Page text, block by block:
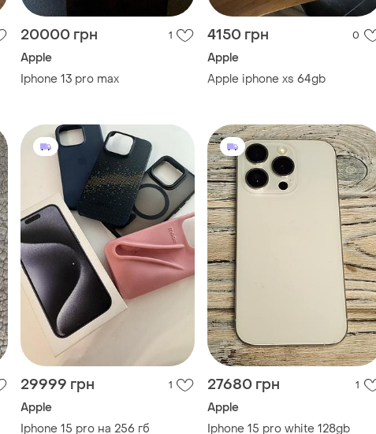
20000 грн 1
Apple
Iphone 13 pro max
4150 грн 0
Apple
Apple iphone xs 64gb
29999 грн 1
Apple
Iphone 15 pro на 256 гб
27680 грн 1
Apple
Iphone 15 pro white 128gb